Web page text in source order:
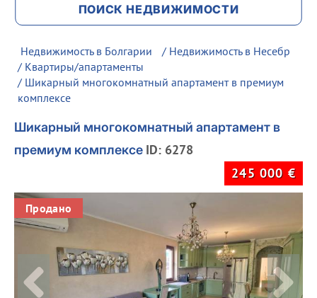
ПОИСК НЕДВИЖИМОСТИ
Недвижимость в Болгарии / Недвижимость в Несебр
/ Квартиры/апартаменты
/ Шикарный многокомнатный апартамент в премиум
комплексе
Шикарный многокомнатный апартамент в
премиум комплексе ID: 6278
245 000 €
Продано